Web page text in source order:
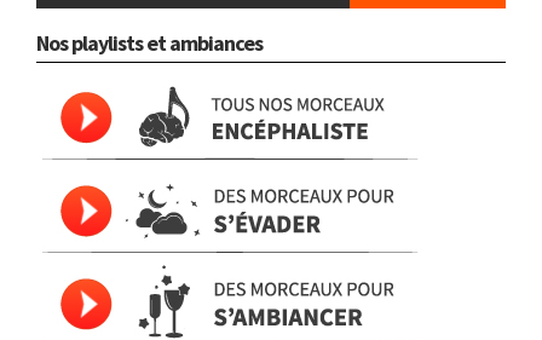
Nos playlists et ambiances